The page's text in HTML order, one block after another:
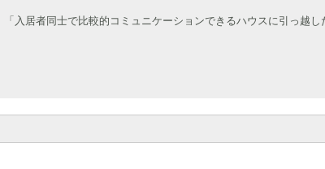
入居者同士で比較的コミュニケーションできるハウスに引っ越